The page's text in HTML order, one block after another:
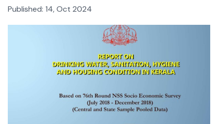
Published: 14, Oct 2024